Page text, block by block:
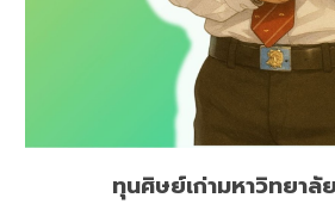
ทุนศิษย์เก่ามหาวิทยา